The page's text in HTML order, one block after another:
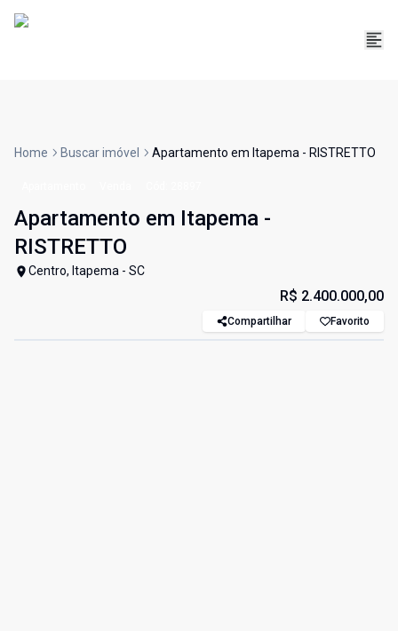
Home Buscar imóvel Apartamento em Itapema - RISTRETTO
Apartamento em Itapema -
RISTRETTO
Centro, Itapema - SC
R$ 2.400.000,00
Compartilhar Favorito